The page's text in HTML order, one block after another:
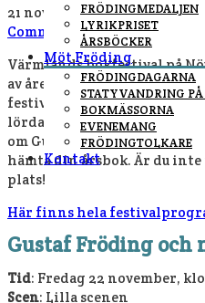
FRÖDINGMEDALJEN
LYRIKPRISET
ÅRSBÖCKER
Möt Fröding
FRÖDINGDAGARNA
STATYVANDRING
BOKMÄSSORNA
EVENEMANG
FRÖDINGTOLKARE
Kontakt
21 november, 2019ByFredrik
Comments
Värmlands bokfestival på
av årets högtider för Gustaf
festivalen av stapeln 22-23
lördag. Hjärtligt
om Gustaf, fynda bland våra
hämta din årsbok. Är du
plats!
Här finns hela
Gustaf Fröding och
Tid: Fredag 22 november,
Scen: Lilla scenen